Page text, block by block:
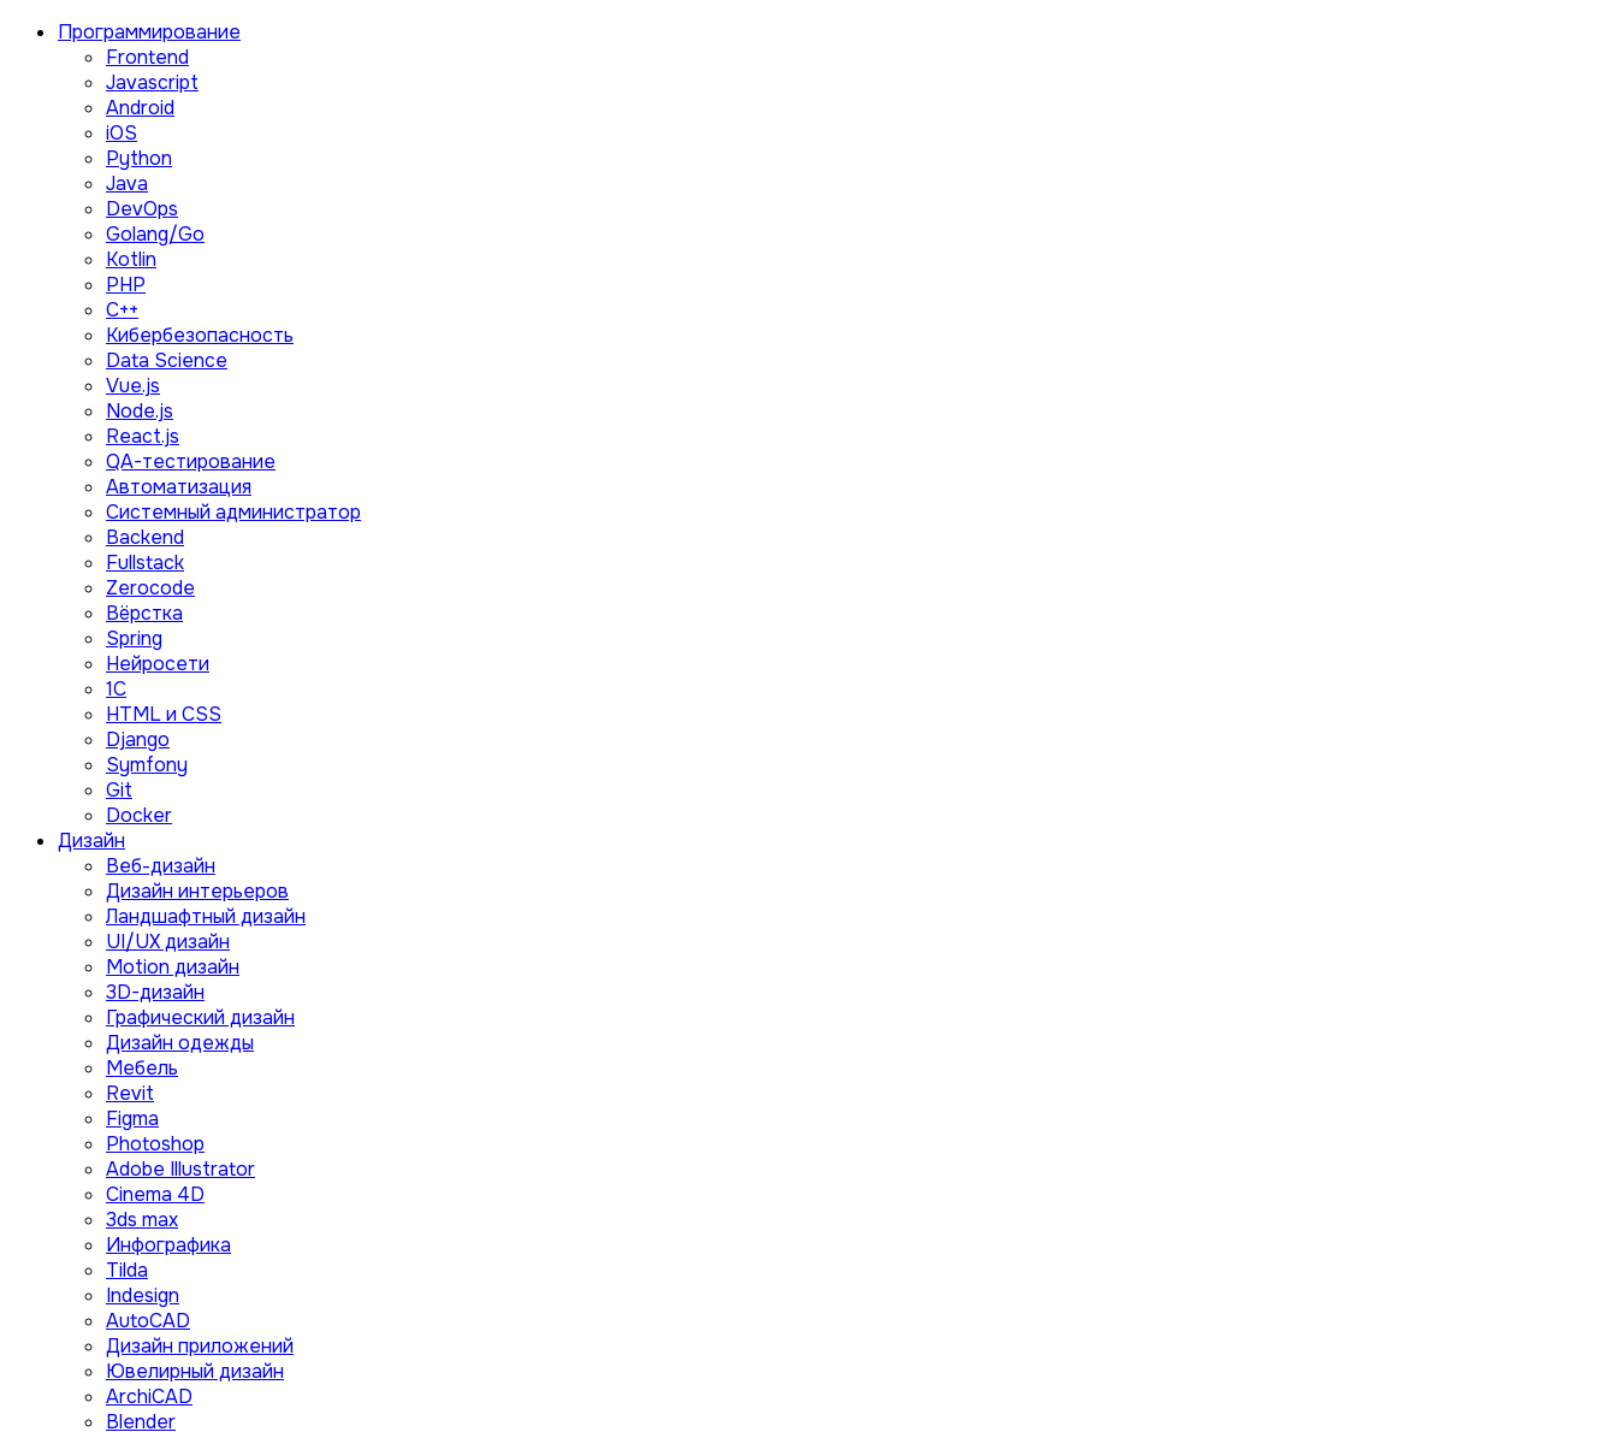
Программирование
Frontend
Javascript
Android
iOS
Python
Java
DevOps
Golang/Go
Kotlin
PHP
C++
Кибербезопасность
Data Science
Vue.js
Node.js
React.js
QA-тестирование
Автоматизация
Системный администратор
Backend
Fullstack
Zerocode
Вёрстка
Spring
Нейросети
1C
HTML и CSS
Django
Symfony
Git
Docker
Дизайн
Веб-дизайн
Дизайн интерьеров
Ландшафтный дизайн
UI/UX дизайн
Motion дизайн
3D-дизайн
Графический дизайн
Дизайн одежды
Мебель
Revit
Figma
Photoshop
Adobe Illustrator
Сinema 4D
3ds max
Инфографика
Tilda
Indesign
AutoCAD
Дизайн приложений
Ювелирный дизайн
ArchiCAD
Blender